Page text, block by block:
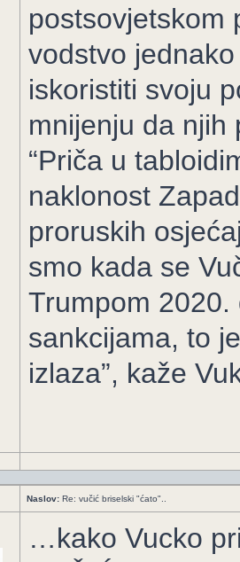
postsovjetskom
vodstvo
iskoristiti svoju
mnijenju da njih
“Priča u
naklonost
proruskih
smo kada se
Trumpom 2020.
sankcijama, to
izlaza”, kaže
Naslov: Re: vučić briselski "ćato"..
…kako Vucko